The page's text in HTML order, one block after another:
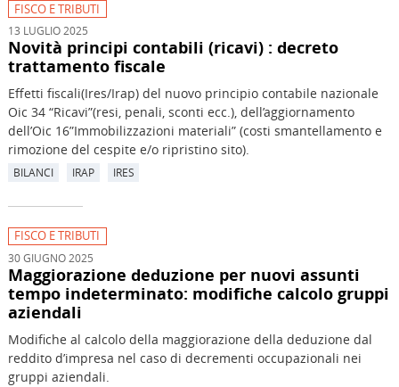
FISCO E TRIBUTI
13 LUGLIO 2025
Novità principi contabili (ricavi) : decreto
trattamento fiscale
Effetti fiscali(Ires/Irap) del nuovo principio contabile nazionale
Oic 34 “Ricavi”(resi, penali, sconti ecc.), dell’aggiornamento
dell’Oic 16”Immobilizzazioni materiali” (costi smantellamento e
rimozione del cespite e/o ripristino sito).
BILANCI IRAP IRES
FISCO E TRIBUTI
30 GIUGNO 2025
Maggiorazione deduzione per nuovi assunti
tempo indeterminato: modifiche calcolo gruppi
aziendali
Modifiche al calcolo della maggiorazione della deduzione dal
reddito d’impresa nel caso di decrementi occupazionali nei
gruppi aziendali.